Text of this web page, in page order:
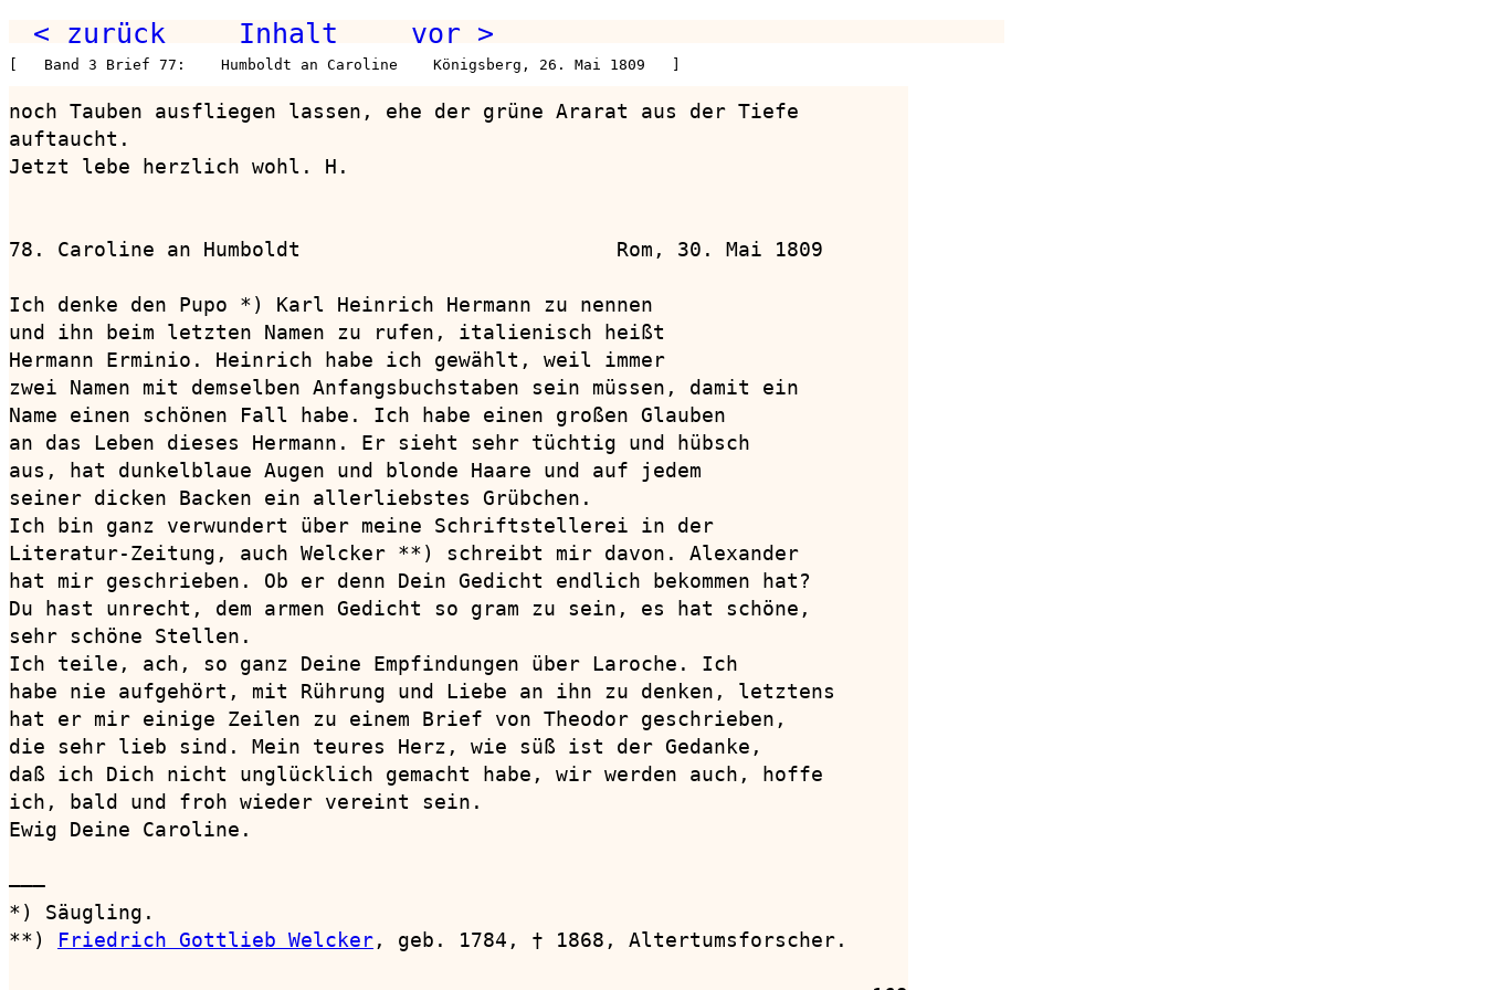
< zurück Inhalt vor >
[   Band 3 Brief 77:    Humboldt an Caroline    Königsberg, 26. Mai 1809   ]
noch Tauben ausfliegen lassen, ehe der grüne Ararat aus der Tiefe
auftaucht.
Jetzt lebe herzlich wohl. H.
78. Caroline an Humboldt                          Rom, 30. Mai 1809
Ich denke den Pupo *) Karl Heinrich Hermann zu nennen
und ihn beim letzten Namen zu rufen, italienisch heißt
Hermann Erminio. Heinrich habe ich gewählt, weil immer
zwei Namen mit demselben Anfangsbuchstaben sein müssen, damit ein
Name einen schönen Fall habe. Ich habe einen großen Glauben
an das Leben dieses Hermann. Er sieht sehr tüchtig und hübsch
aus, hat dunkelblaue Augen und blonde Haare und auf jedem
seiner dicken Backen ein allerliebstes Grübchen.
Ich bin ganz verwundert über meine Schriftstellerei in der
Literatur-Zeitung, auch Welcker **) schreibt mir davon. Alexander
hat mir geschrieben. Ob er denn Dein Gedicht endlich bekommen hat?
Du hast unrecht, dem armen Gedicht so gram zu sein, es hat schöne,
sehr schöne Stellen.
Ich teile, ach, so ganz Deine Empfindungen über Laroche. Ich
habe nie aufgehört, mit Rührung und Liebe an ihn zu denken, letztens
hat er mir einige Zeilen zu einem Brief von Theodor geschrieben,
die sehr lieb sind. Mein teures Herz, wie süß ist der Gedanke,
daß ich Dich nicht unglücklich gemacht habe, wir werden auch, hoffe
ich, bald und froh wieder vereint sein.
Ewig Deine Caroline.
———
*) Säugling.
**) Friedrich Gottlieb Welcker, geb. 1784, † 1868, Altertumsforscher.